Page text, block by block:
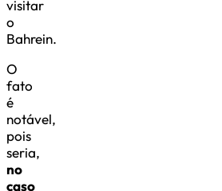
visitar
o
Bahrein.
O
fato
é
notável,
pois
seria,
no
caso